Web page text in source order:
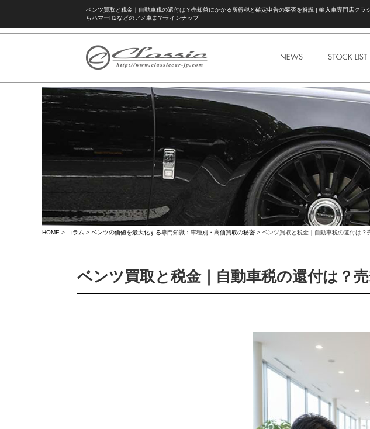
ベンツ買取と税金｜自動車税の還付は？売却益にかかる所得税と確定申告の要否を解説 | 輸入車専門店ク
らハマーH2などのアメ車までラインナップ
HOME > コラム > ベンツの価値を最大化する専門知識：車種別・高価買取の秘密 > ベンツ買取と税金｜自動車税の還付は
ベンツ買取と税金｜自動車税の還付は？